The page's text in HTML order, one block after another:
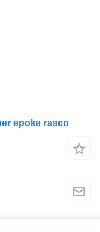
epoke rasco